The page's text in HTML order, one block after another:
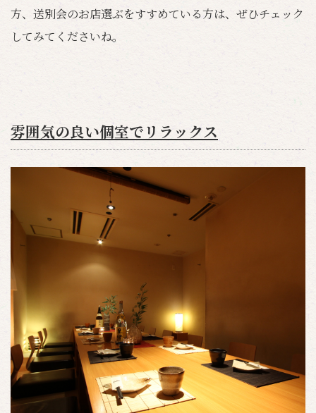
方、送別会のお店選ぶをすすめている方は、ぜひチェック
してみてくださいね。
雰囲気の良い個室でリラックス